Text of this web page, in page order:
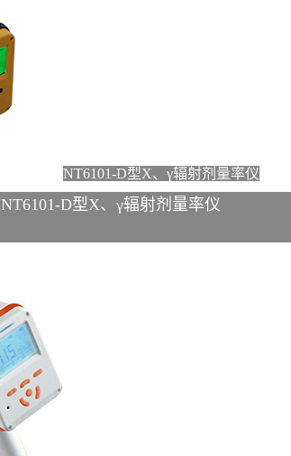
NT6101-D型X、γ辐射剂量率仪
NT6101-D型X、γ辐射剂量率仪